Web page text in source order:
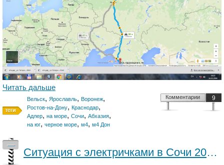
Читать дальше
Вельск, Ярославль, Воронеж,
Ростов-на-Дону, Краснодар,
Адлер, на море, Сочи, Абхазия,
на юг, черное море, м4, м4 Дон
9
Комментарии
—
Ситуация с электричками в Сочи 2015 (ст.«Олимпийский парк», г.Адлер и в целом по побережью).